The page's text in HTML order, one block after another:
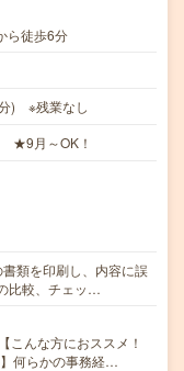
ら徒歩6分
) ※残業なし
★9月～OK！
類を印刷し、内容に誤
比較、チェッ…
こんな方におススメ！
何らかの事務経…